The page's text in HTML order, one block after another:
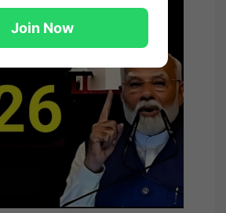
Join Now